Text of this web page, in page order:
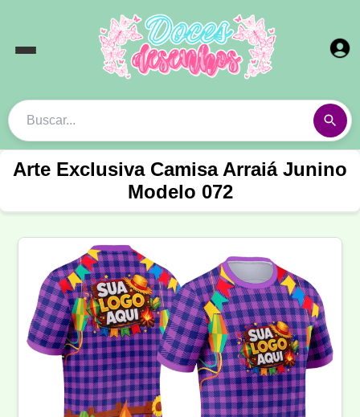
Arte Exclusiva Camisa Arraiá Junino
Modelo 072